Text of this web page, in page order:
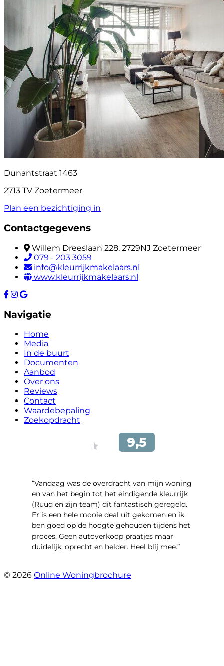
Dunantstraat 1463
2713 TV Zoetermeer
Plan een bezichtiging in
Contactgegevens
Willem Dreeslaan 228, 2729NJ Zoetermeer
079 - 203 3059
info@kleurrijkmakelaars.nl
www.kleurrijkmakelaars.nl
Navigatie
Home
Media
In de buurt
Documenten
Aanbod
Over ons
Reviews
Contact
Waardebepaling
Zoekopdracht
“Vandaag was de overdracht van mijn woning
en van het begin tot het eindigende kleurrijk
(Ruud en zijn team) dit fantastisch geregeld.
Er is een hele mooie deal uit gekomen en ik
ben goed op de hoogte gehouden tijdens het
proces. Geen autoverkoop praatjes maar
duidelijk, oprecht en helder. Heel blij mee.”
© 2026 Online Woningbrochure